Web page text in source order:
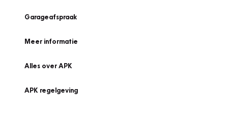
Garageafspraak
Meer informatie
Alles over APK
APK regelgeving